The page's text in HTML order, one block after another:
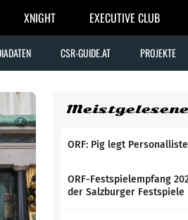
XNIGHT EXECUTIVE CLUB
CSR-GUIDE.AT PROJEKTE
ORF: Pig legt
ORF-Festspielempfang
der Salzburger Festspiele